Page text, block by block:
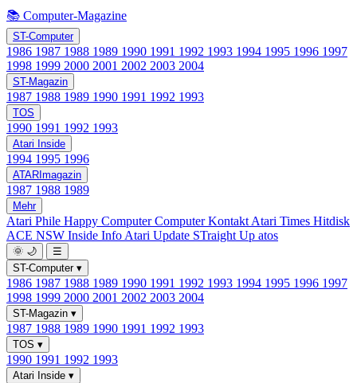
📚 Computer-Magazine
ST-Computer
1986 1987 1988 1989 1990 1991 1992 1993 1994 1995 1996 1997
1998 1999 2000 2001 2002 2003 2004
ST-Magazin
1987 1988 1989 1990 1991 1992 1993
TOS
1990 1991 1992 1993
Atari Inside
1994 1995 1996
ATARImagazin
1987 1988 1989
Mehr
Atari Phile Happy ComputerComputer Kontakt Atari Times Hitdisk
ACE NSW Inside Info Atari Update STraight Up atos
🌞 🌙
☰
ST-Computer ▾
1986 1987 1988 1989 1990 1991 1992 1993 1994 1995 1996 1997
1998 1999 2000 2001 2002 2003 2004
ST-Magazin ▾
1987 1988 1989 1990 1991 1992 1993
TOS ▾
1990 1991 1992 1993
Atari Inside ▾